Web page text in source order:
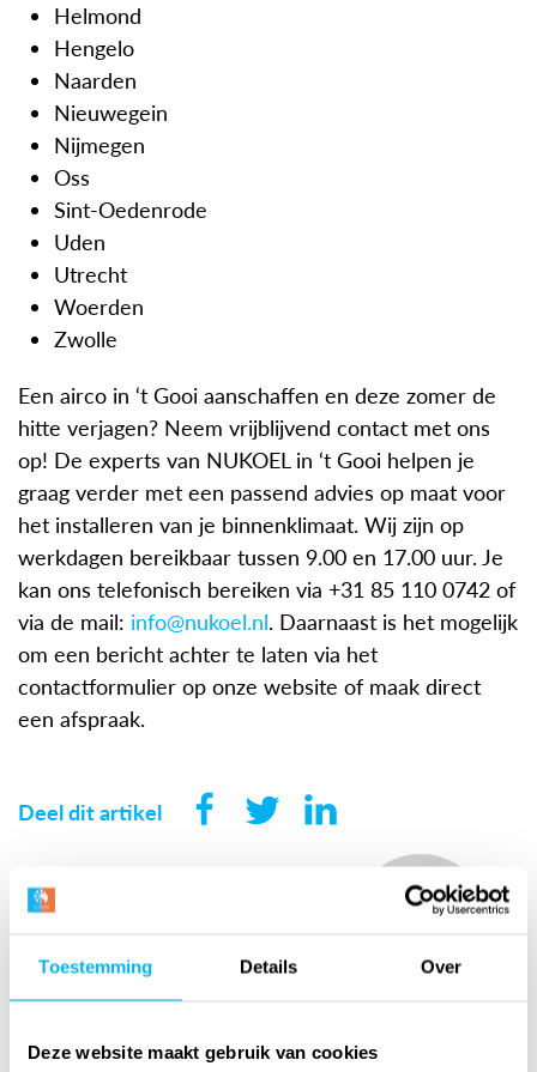
Toestemming Details Over
Deze website maakt gebruik van cookies
Helmond
Hengelo
Naarden
Nieuwegein
Nijmegen
Oss
Sint-Oedenrode
Uden
Utrecht
Woerden
Zwolle
Een airco in ‘t Gooi aanschaffen en deze zomer de
hitte verjagen? Neem vrijblijvend contact met ons
op! De experts van NUKOEL in ‘t Gooi helpen je
graag verder met een passend advies op maat voor
het installeren van je binnenklimaat. Wij zijn op
werkdagen bereikbaar tussen 9.00 en 17.00 uur. Je
kan ons telefonisch bereiken via +31 85 110 0742 of
via de mail: info@nukoel.nl. Daarnaast is het mogelijk
om een bericht achter te laten via het
contactformulier op onze website of maak direct
een afspraak.
Deel dit artikel
een afspraak met ons